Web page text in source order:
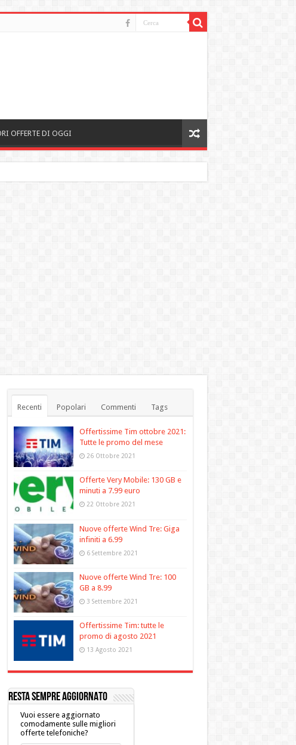
OFFERTE DI OGGI
Recenti Popolari Commenti Tags
Offertissime Tim ottobre 2021:
Tutte le promo del mese
26 Ottobre 2021
Offerte Very Mobile: 130 GB e
minuti a 7.99 euro
22 Ottobre 2021
Nuove offerte Wind Tre: Giga
infiniti a 6.99
6 Settembre 2021
Nuove offerte Wind Tre: 100
GB a 8.99
3 Settembre 2021
Offertissime Tim: tutte le
promo di agosto 2021
13 Agosto 2021
RESTA SEMPRE AGGIORNATO
Vuoi essere aggiornato
comodamente sulle migliori
offerte telefoniche?